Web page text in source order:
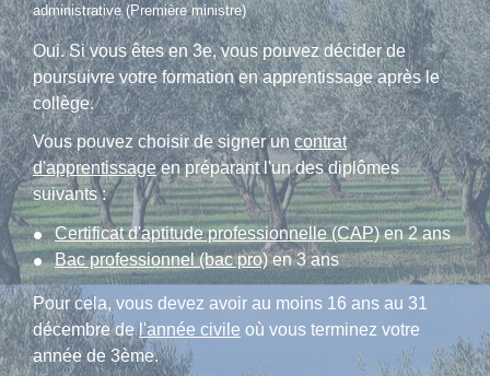
administrative (Première ministre)
Oui. Si vous êtes en 3e, vous pouvez décider de
poursuivre votre formation en apprentissage après le
collège.
Vous pouvez choisir de signer uncontrat
d'apprentissageen préparant l'un des diplômes
suivants :
Certificat d'aptitude professionnelle (CAP)en 2 ans
Bac professionnel (bac pro)en 3 ans
Pour cela, vous devez avoir au moins 16 ans au 31
décembre del'année civile où vous terminez votre
année de 3ème.